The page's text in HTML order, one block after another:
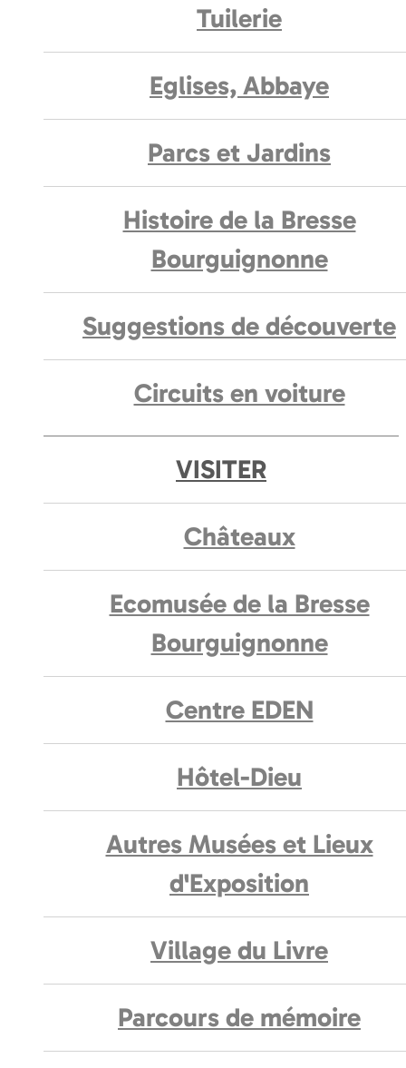
Tuilerie
Eglises, Abbaye
Parcs et Jardins
Histoire de la Bresse
Bourguignonne
Suggestions de découverte
Circuits en voiture
VISITER
Châteaux
Ecomusée de la Bresse
Bourguignonne
Centre EDEN
Hôtel-Dieu
Autres Musées et Lieux
d'Exposition
Village du Livre
Parcours de mémoire